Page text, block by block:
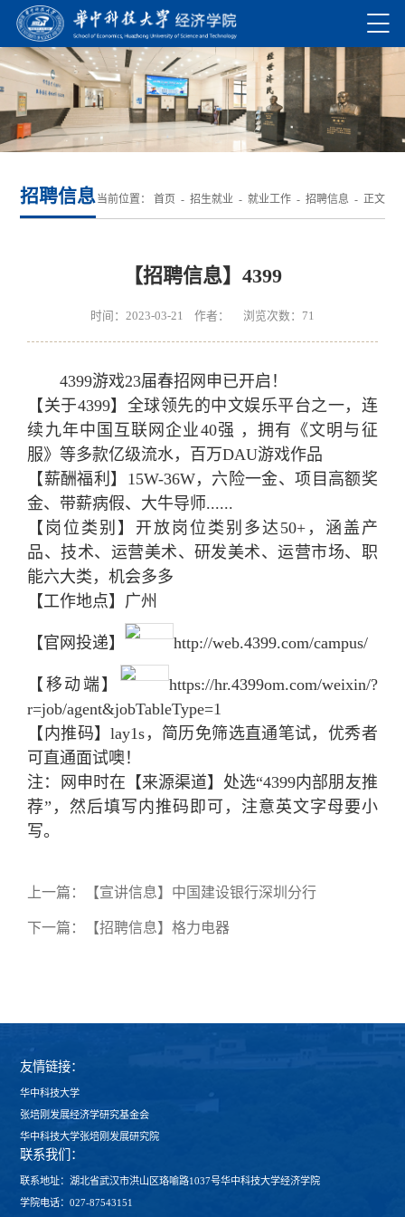
招聘信息当前位置： 首页 - 招生就业- 就业工作- 招聘信息 - 正文
【招聘信息】4399
时间：2023-03-21 作者： 浏览次数： 71
4399游戏23届春招网申已开启！
【关于4399】全球领先的中文娱乐平台之一，连
续九年中国互联网企业40强 ，拥有《文明与征
服》等多款亿级流水，百万DAU游戏作品
【薪酬福利】15W-36W，六险一金、项目高额奖
金、带薪病假、大牛导师......
【岗位类别】开放岗位类别多达50+，涵盖产
品、技术、运营美术、研发美术、运营市场、职
能六大类，机会多多
【工作地点】广州
【官网投递】 http://web.4399.com/campus/
【移动端】
https://hr.4399om.com/weixin/?
r=job/agent&jobTableType=1
【内推码】lay1s，简历免筛选直通笔试，优秀者
可直通面试噢！
注：网申时在【来源渠道】处选“4399内部朋友推
荐”，然后填写内推码即可，注意英文字母要小
写。
上一篇： 【宣讲信息】中国建设银行深圳分行
下一篇： 【招聘信息】格力电器
友情链接：
华中科技大学
张培刚发展经济学研究基金会
华中科技大学张培刚发展研究院
联系我们：
联系地址：湖北省武汉市洪山区珞喻路1037号华中科技大学经济学院
学院电话：027-87543151